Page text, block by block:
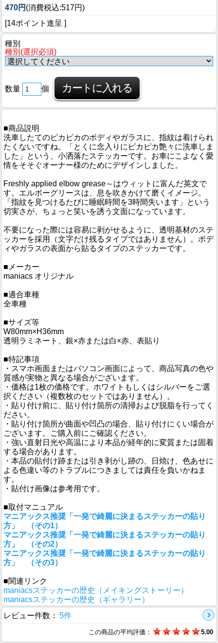
470円 (消費税込:517円)
[14ポイント進呈 ]
種別
種別(選択必須)
数量 個
■商品説明
洗車したてのピカピカのボディやガラスに、指紋は着けられ
たくないですね。「とくに念入りにピカピカ艶々に洗車しま
した」という、小洒落たステッカーです。お車にこよなく愛
情をそそぐオーナー様のためにデザインしました。
Freshly applied elbow grease～はウィットに富んだ英文で
す。エルボーグリースは、息を吹きかけて磨くイメージ。
「指紋を見つけるたびに睡眠時間を3時間失います」という
切実さが、ちょっと笑いを誘う文面になっています。
不要になった際には容易に剥がせるように、透明基材のステ
ッカーを採用（文字だけ残るタイプではありません）。ボデ
ィやガラスの表面から貼るタイプのステッカーです。
■メーカー
maniacs オリジナル
■適合車種
全車種
■サイズ等
W80mm×H36mm
透明ラミネート、銀×赤または白×赤、表貼り
■特記事項
・スマホ画面またはパソコン画面によって、商品写真の色や
質感が実物と異なる場合がございます。
・価格は1枚の価格です。ホワイトもしくはシルバーをご選
択ください（複数枚のセットではありません）。
・貼り付け前に、貼り付け箇所の清掃および脱脂を行ってく
ださい。
・貼り付け箇所が曲面や凹凸の場合、貼り付けにくい場合が
ございます。ご購入前にご確認ください。
・強い直射日光や高温により本品が経年的に変質または固着
する場合があります。
・本品の貼付け跡または引き剥がし跡の、日焼け、色あせに
よる色違い等のトラブルにつきましては責任を負いかねま
す。
・貼付け画像は参考用です。
■取付マニュアル
マニアックス推奨「一発で綺麗に決まるステッカーの貼り
方」 （その1）
マニアックス推奨「一発で綺麗に決まるステッカーの貼り
方」 （その2）
マニアックス推奨「一発で綺麗に決まるステッカーの貼り
方」 （その3）
■関連リンク
maniacsステッカーの歴史（メイキングストーリー）
maniacsステッカーの歴史（ギャラリー）
レビュー件数： 5件
この商品の平均評価： 5.00